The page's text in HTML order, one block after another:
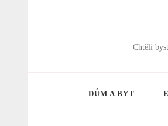
Chtěli
DŮM A BYT